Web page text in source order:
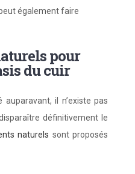
également faire
pour
du cuir
il n’existe pas
définitivement le
naturels sont proposés